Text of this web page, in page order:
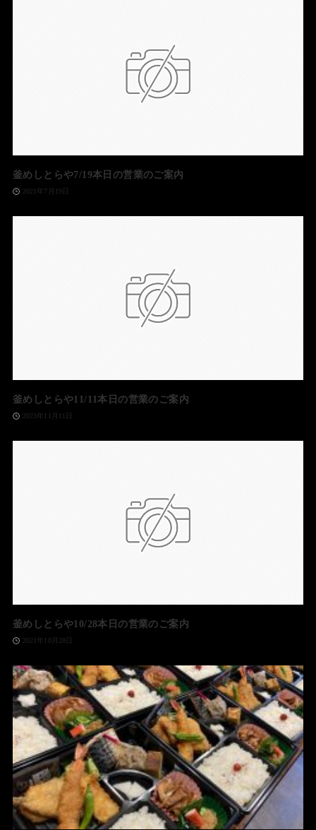
釜めしとらや7/19本日の営業のご案内
2021年7月19日
釜めしとらや11/11本日の営業のご案内
2023年11月11日
釜めしとらや10/28本日の営業のご案内
2021年10月28日